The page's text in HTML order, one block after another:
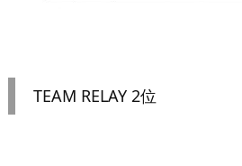
TEAM RELAY 2位